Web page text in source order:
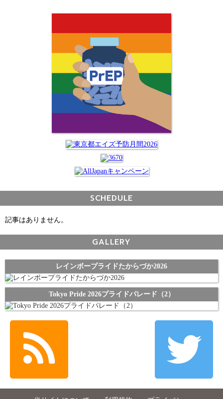
SCHEDULE
記事はありません。
GALLERY
レインボープライドたからづか2026
Tokyo Pride 2026プライドパレード（2）